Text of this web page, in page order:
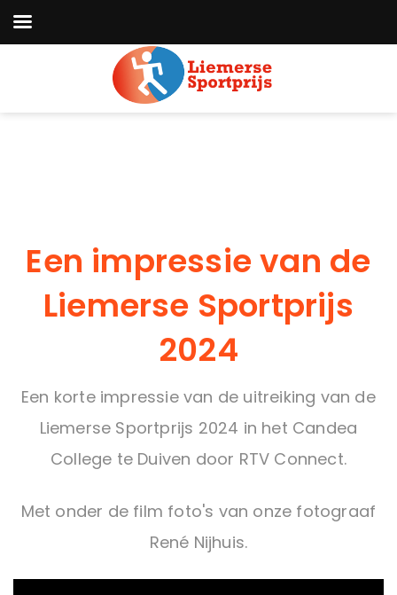
Een impressie van de
Liemerse Sportprijs
2024
Een korte impressie van de uitreiking van de
Liemerse Sportprijs 2024 in het Candea
College te Duiven door RTV Connect.
Met onder de film foto's van onze fotograaf
René Nijhuis.